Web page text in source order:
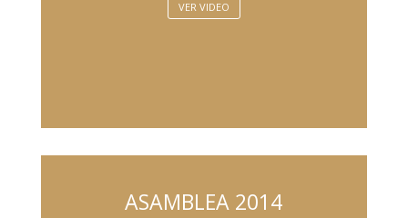
VER VIDEO
ASAMBLEA 2014